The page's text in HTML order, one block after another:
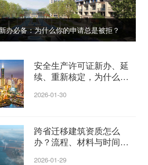
办必备：为什么你的申请总是被拒？
安全生产许可证新办、延
续、重新核定，为什么这
么多人卡在这一关？
2026-01-30
跨省迁移建筑资质怎么
办？流程、材料与时间线
详解
2026-01-29